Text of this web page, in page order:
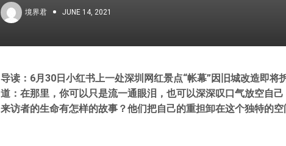
境界君 JUNE 14, 2021
导读：6月30日小红书上一处深圳网红景点“帐幕”因旧城改造即将
道：在那里，你可以只是流一通眼泪，也可以深深叹口气放空自
来访者的生命有怎样的故事？他们把自己的重担卸在这个独特的空